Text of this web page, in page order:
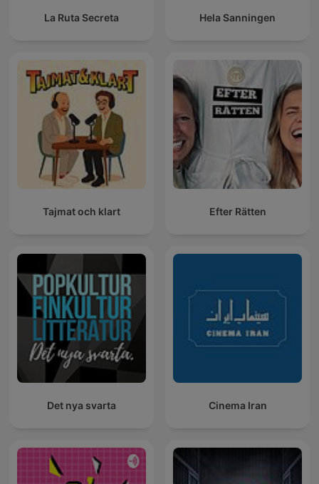
La Ruta Secreta Hela Sanningen
Tajmat och klart Efter Rätten
Det nya svarta Cinema Iran